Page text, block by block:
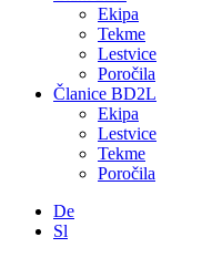
Ekipa
Tekme
Lestvice
Poročila
Članice BD2L
Ekipa
Lestvice
Tekme
Poročila
De
Sl